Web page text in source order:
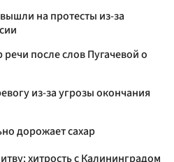
на протесты из-за
после слов Пугачевой о
из-за угрозы окончания
дорожает сахар
хитрость с Калининградом